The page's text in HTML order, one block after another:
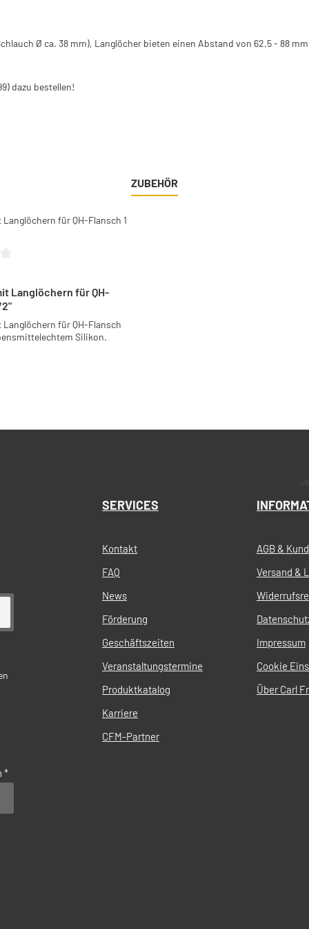
Ø ca. 38 mm), Langlöcher bieten einen Abstand von 62,5 - 88
dazu bestellen!
ZUBEHÖR
Langlöchern für QH-
2"
für QH-Flansch
Silikon.
*
SERVICES
Kontakt
FAQ
News
Förderung
Geschäftszeiten
Veranstaltungstermine
Produktkatalog
Karriere
CFM-Partner
AGB &
Versand &
Impressum
Cookie
Über Carl